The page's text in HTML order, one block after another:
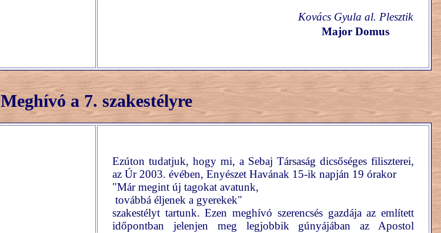
Kovács Gyula al. Plesztik
Major Domus
Meghívó a 7. szakestélyre
Ezúton tudatjuk, hogy mi, a Sebaj Társaság dicsőséges filiszterei,
az Úr 2003. évében, Enyészet Havának 15-ik napján 19 órakor
"Már megint új tagokat avatunk,
továbbá éljenek a gyerekek"
szakestélyt tartunk. Ezen meghívó szerencsés gazdája az említett
időpontban jelenjen meg legjobbik gúnyájában az Apostol